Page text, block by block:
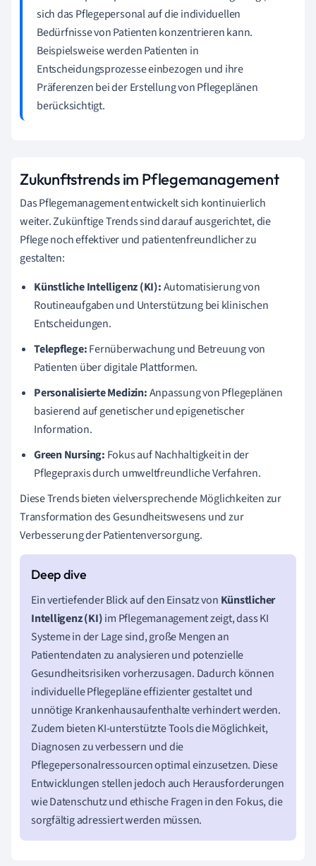
sich das Pflegepersonal auf die individuellen
Bedürfnisse von Patienten konzentrieren kann.
Beispielsweise werden Patienten in
Entscheidungsprozesse einbezogen und ihre
Präferenzen bei der Erstellung von Pflegeplänen
berücksichtigt.
Zukunftstrends im Pflegemanagement
Das Pflegemanagement entwickelt sich kontinuierlich
weiter. Zukünftige Trends sind darauf ausgerichtet, die
Pflege noch effektiver und patientenfreundlicher zu
gestalten:
Künstliche Intelligenz (KI):Automatisierung von
Routineaufgaben und Unterstützung bei klinischen
Entscheidungen.
Telepflege:Fernüberwachung und Betreuung von
Patienten über digitale Plattformen.
Personalisierte Medizin:Anpassung von Pflegeplänen
basierend auf genetischer und epigenetischer
Information.
Green Nursing: Fokus auf Nachhaltigkeit in der
Pflegepraxis durch umweltfreundliche Verfahren.
Diese Trends bieten vielversprechende Möglichkeiten zur
Transformation des Gesundheitswesens und zur
Verbesserung der Patientenversorgung.
Ein vertiefender Blick auf den Einsatz von Künstlicher
Intelligenz (KI)im Pflegemanagement zeigt, dass KI
Systeme in der Lage sind, große Mengen an
Patientendaten zu analysieren und potenzielle
Gesundheitsrisiken vorherzusagen. Dadurch können
individuelle Pflegepläne effizienter gestaltet und
unnötige Krankenhausaufenthalte verhindert werden.
Zudem bieten KI-unterstützte Tools die Möglichkeit,
Diagnosen zu verbessern und die
Pflegepersonalressourcen optimal einzusetzen. Diese
Entwicklungen stellen jedoch auch Herausforderungen
wie Datenschutz und ethische Fragen in den Fokus, die
sorgfältig adressiert werden müssen.